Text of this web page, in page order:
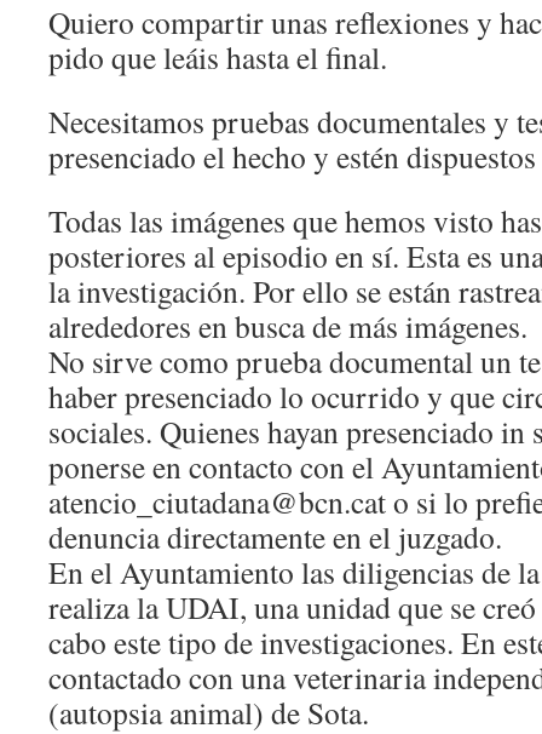
Quiero compartir unas reflexiones y
pido que leáis hasta el final.
Necesitamos pruebas documentales y
presenciado el hecho y estén
Todas las imágenes que hemos visto
posteriores al episodio en sí. Esta es
la investigación. Por ello se están
alrededores en busca de más imágenes.
No sirve como prueba documental un
haber presenciado lo ocurrido y que
sociales. Quienes hayan presenciado
ponerse en contacto con el
atencio_ciutadana@bcn.cat o si lo
denuncia directamente en el juzgado.
En el Ayuntamiento las diligencias de
realiza la UDAI, una unidad que se
cabo este tipo de investigaciones. En
contactado con una veterinaria
(autopsia animal) de Sota.